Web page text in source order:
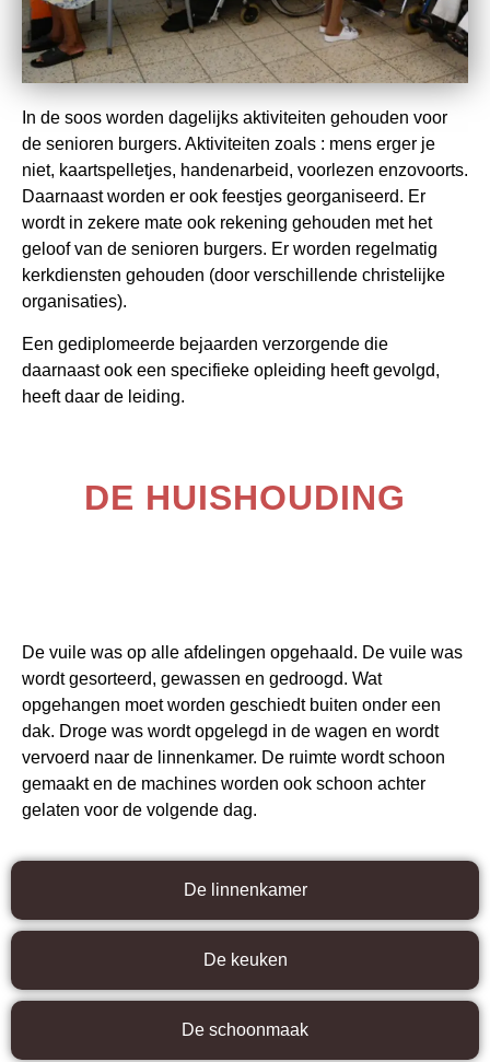
In de soos worden dagelijks aktiviteiten gehouden voor
de senioren burgers. Aktiviteiten zoals : mens erger je
niet, kaartspelletjes, handenarbeid, voorlezen enzovoorts.
Daarnaast worden er ook feestjes georganiseerd. Er
wordt in zekere mate ook rekening gehouden met het
geloof van de senioren burgers. Er worden regelmatig
kerkdiensten gehouden (door verschillende christelijke
organisaties).
Een gediplomeerde bejaarden verzorgende die
daarnaast ook een specifieke opleiding heeft gevolgd,
heeft daar de leiding.
DE HUISHOUDING
De linnenkamer
De keuken
De schoonmaak
De vuile was op alle afdelingen opgehaald. De vuile was
wordt gesorteerd, gewassen en gedroogd. Wat
opgehangen moet worden geschiedt buiten onder een
dak. Droge was wordt opgelegd in de wagen en wordt
vervoerd naar de linnenkamer. De ruimte wordt schoon
gemaakt en de machines worden ook schoon achter
gelaten voor de volgende dag.